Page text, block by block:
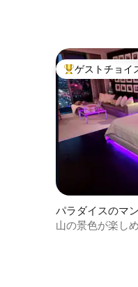
大好評のゲスト
ゲストチョイ
パラダイスのマ
パート
山の景色が楽し